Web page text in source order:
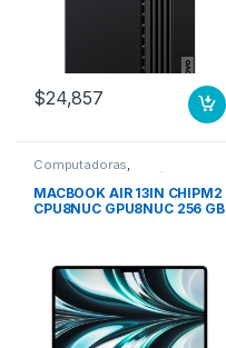
$24,857
Computadoras,
Computadoras Portátiles
MACBOOK AIR 13IN CHIPM2
CPU8NUC GPU8NUC 256 GB